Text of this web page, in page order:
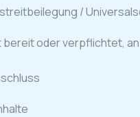
/
bereit oder verpflichtet,